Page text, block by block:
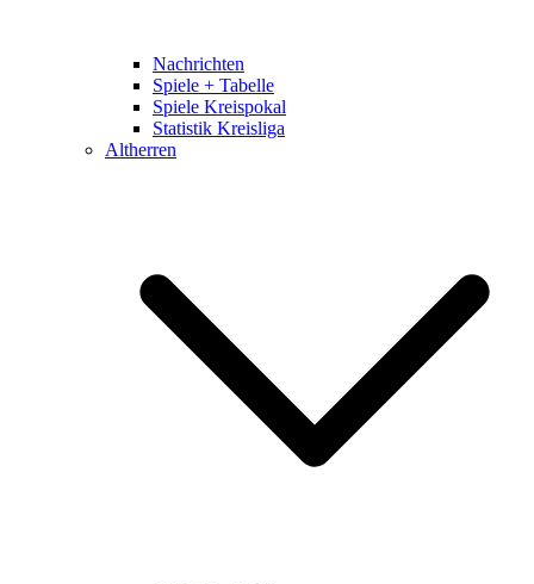
Nachrichten
Spiele + Tabelle
Spiele Kreispokal
Statistik Kreisliga
Altherren